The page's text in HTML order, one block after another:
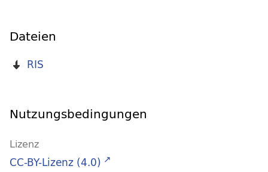
Dateien
RIS
Nutzungsbedingungen
Lizenz
CC-BY-Lizenz (4.0)